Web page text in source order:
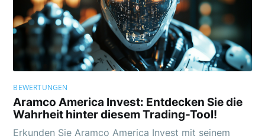
BEWERTUNGEN
Aramco America Invest: Entdecken Sie die
Wahrheit hinter diesem Trading-Tool!
Erkunden Sie Aramco America Invest mit seinem